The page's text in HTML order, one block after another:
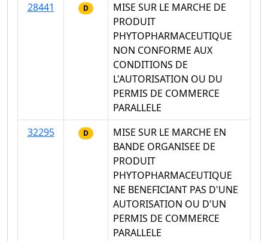
28441
D
MISE SUR LE MARCHE DE
PRODUIT
PHYTOPHARMACEUTIQUE
NON CONFORME AUX
CONDITIONS DE
L'AUTORISATION OU DU
PERMIS DE COMMERCE
PARALLELE
32295
D
MISE SUR LE MARCHE EN
BANDE ORGANISEE DE
PRODUIT
PHYTOPHARMACEUTIQUE
NE BENEFICIANT PAS D'UNE
AUTORISATION OU D'UN
PERMIS DE COMMERCE
PARALLELE